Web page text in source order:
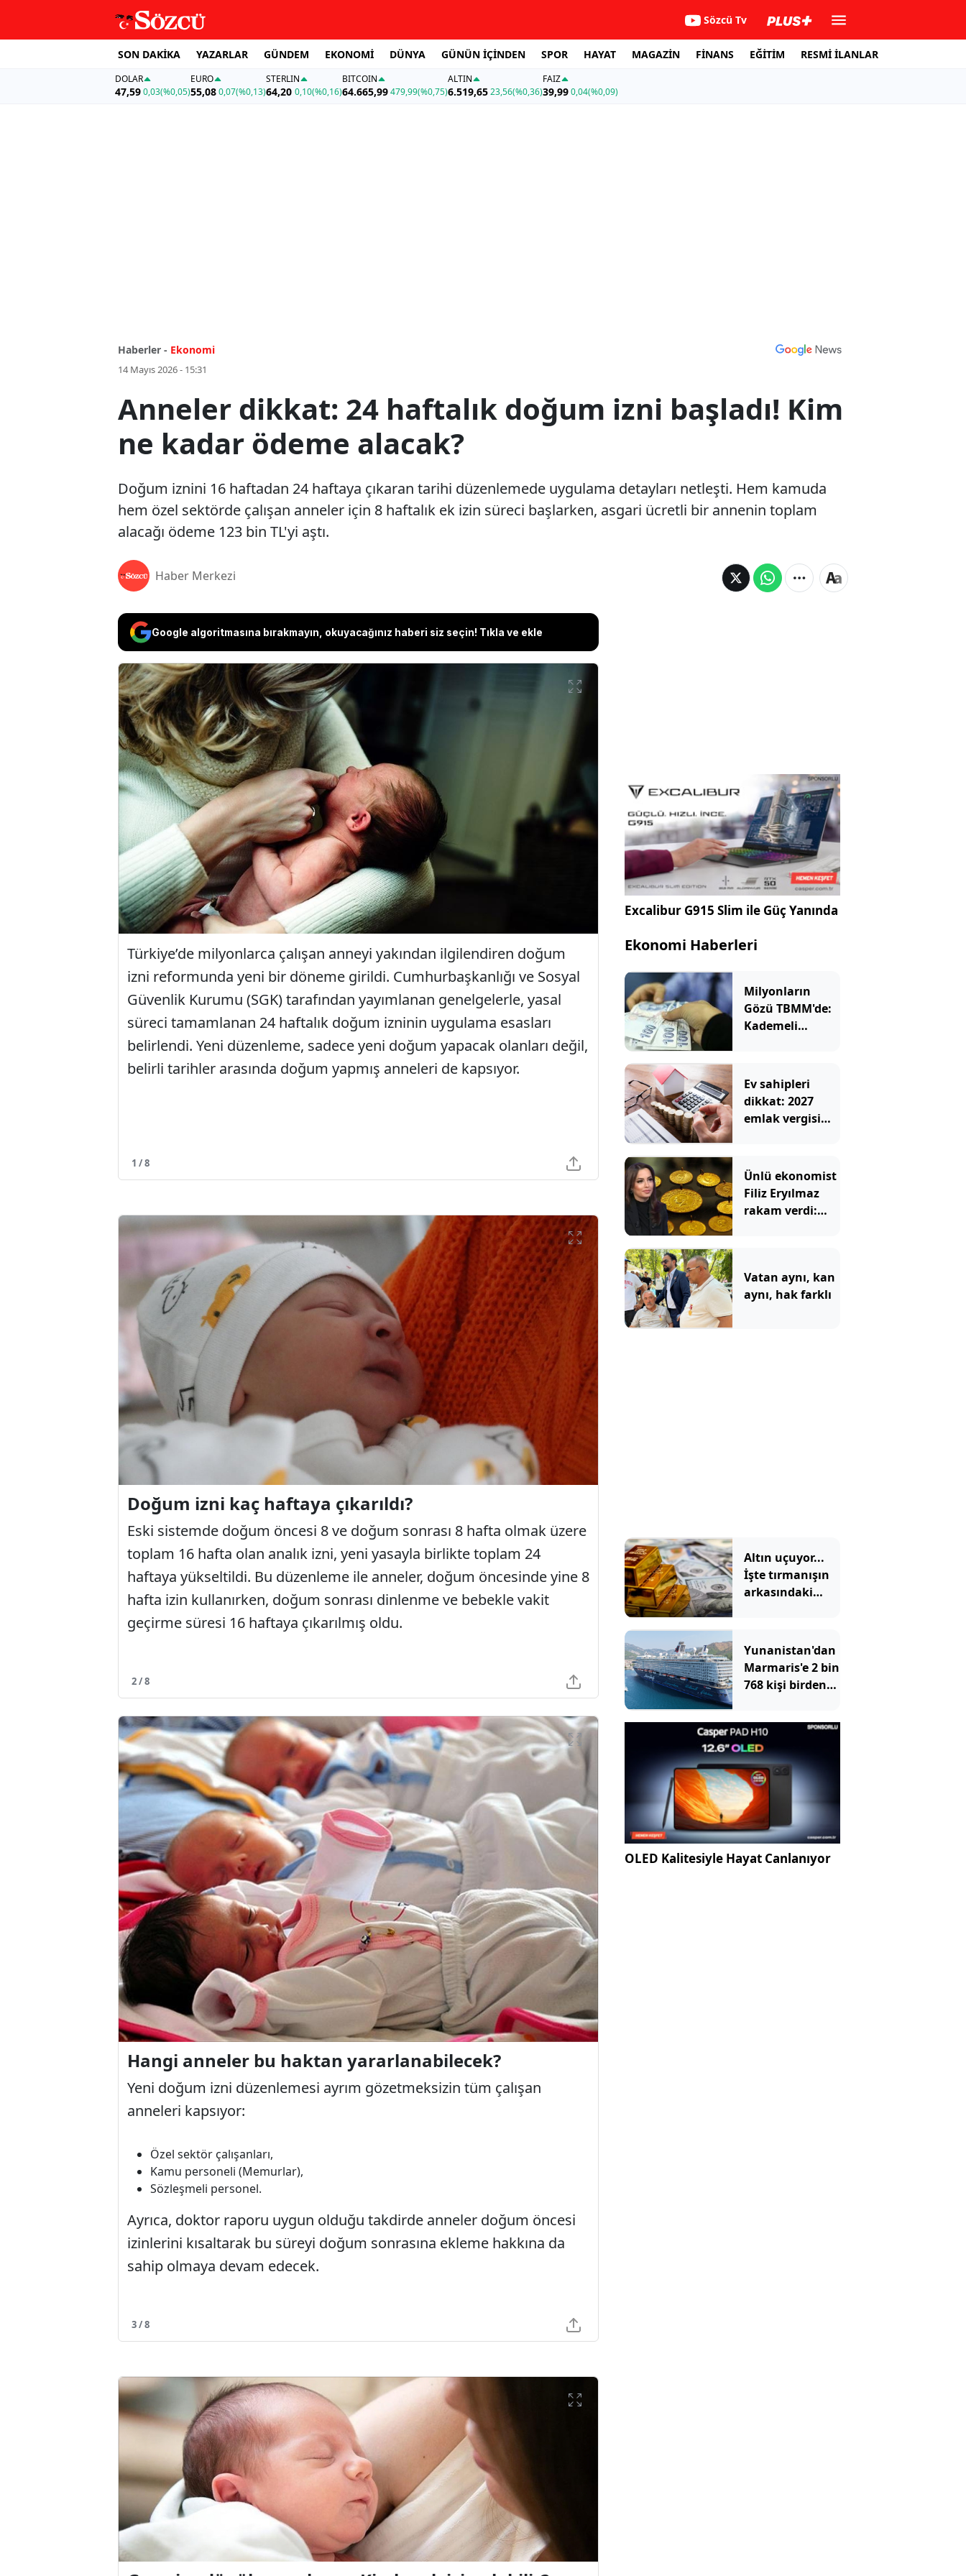
Sözcü Tv
SON DAKİKA YAZARLAR GÜNDEM EKONOMİ DÜNYA GÜNÜN İÇİNDEN SPOR HAYAT MAGAZİN FİNANS EĞİTİM RESMİ İLANLAR
DOLAR
47,590,03(%0,05)
EURO
55,08 0,07(%0,13)
STERLIN
64,20 0,10(%0,16)
BITCOIN
64.665,99479,99(%0,75)
ALTIN
6.519,6523,56(%0,36)
FAİZ
39,990,04(%0,09)
Haberler - Ekonomi
14 Mayıs 2026 - 15:31
Anneler dikkat: 24 haftalık doğum izni başladı! Kim
ne kadar ödeme alacak?
Doğum iznini 16 haftadan 24 haftaya çıkaran tarihi düzenlemede uygulama detayları netleşti. Hem kamuda
hem özel sektörde çalışan anneler için 8 haftalık ek izin süreci başlarken, asgari ücretli bir annenin toplam
alacağı ödeme 123 bin TL'yi aştı.
Haber Merkezi
Google algoritmasına bırakmayın, okuyacağınız haberi siz seçin! Tıkla ve ekle
Türkiye’de milyonlarca çalışan anneyi yakından ilgilendiren doğum
izni reformunda yeni bir döneme girildi. Cumhurbaşkanlığı ve Sosyal
Güvenlik Kurumu (SGK) tarafından yayımlanan genelgelerle, yasal
süreci tamamlanan 24 haftalık doğum izninin uygulama esasları
belirlendi. Yeni düzenleme, sadece yeni doğum yapacak olanları değil,
belirli tarihler arasında doğum yapmış anneleri de kapsıyor.
1 / 8
Doğum izni kaç haftaya çıkarıldı?
Eski sistemde doğum öncesi 8 ve doğum sonrası 8 hafta olmak üzere
toplam 16 hafta olan analık izni, yeni yasayla birlikte toplam 24
haftaya yükseltildi. Bu düzenleme ile anneler, doğum öncesinde yine 8
hafta izin kullanırken, doğum sonrası dinlenme ve bebekle vakit
geçirme süresi 16 haftaya çıkarılmış oldu.
2 / 8
Hangi anneler bu haktan yararlanabilecek?
Yeni doğum izni düzenlemesi ayrım gözetmeksizin tüm çalışan
anneleri kapsıyor:
Özel sektör çalışanları,
Kamu personeli (Memurlar),
Sözleşmeli personel.
Ayrıca, doktor raporu uygun olduğu takdirde anneler doğum öncesi
izinlerini kısaltarak bu süreyi doğum sonrasına ekleme hakkına da
sahip olmaya devam edecek.
3 / 8
Excalibur G915 Slim ile Güç Yanında
Ekonomi Haberleri
Milyonların
Gözü TBMM'de:
Kademeli
kimleri
kapsıyor?
Ev sahipleri
dikkat: 2027
emlak vergisi
başladı!
Ünlü ekonomist
Filiz Eryılmaz
rakam verdi:
Vatan aynı, kan
aynı, hak farklı
Altın uçuyor...
İşte tırmanışın
arkasındaki
Yunanistan'dan
Marmaris'e 2 bin
768 kişi birden
OLED Kalitesiyle Hayat Canlanıyor